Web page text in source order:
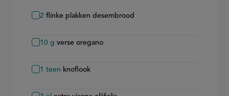
2 flinke plakken desembrood
10 g verse oregano
1 teen knoflook